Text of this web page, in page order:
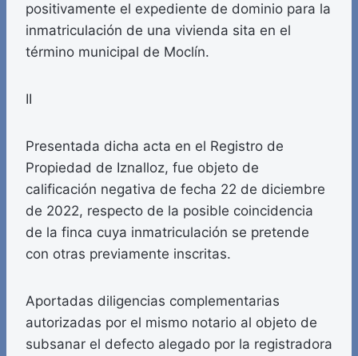
positivamente el expediente de dominio para la
inmatriculación de una vivienda sita en el
término municipal de Moclín.
II
Presentada dicha acta en el Registro de
Propiedad de Iznalloz, fue objeto de
calificación negativa de fecha 22 de diciembre
de 2022, respecto de la posible coincidencia
de la finca cuya inmatriculación se pretende
con otras previamente inscritas.
Aportadas diligencias complementarias
autorizadas por el mismo notario al objeto de
subsanar el defecto alegado por la registradora